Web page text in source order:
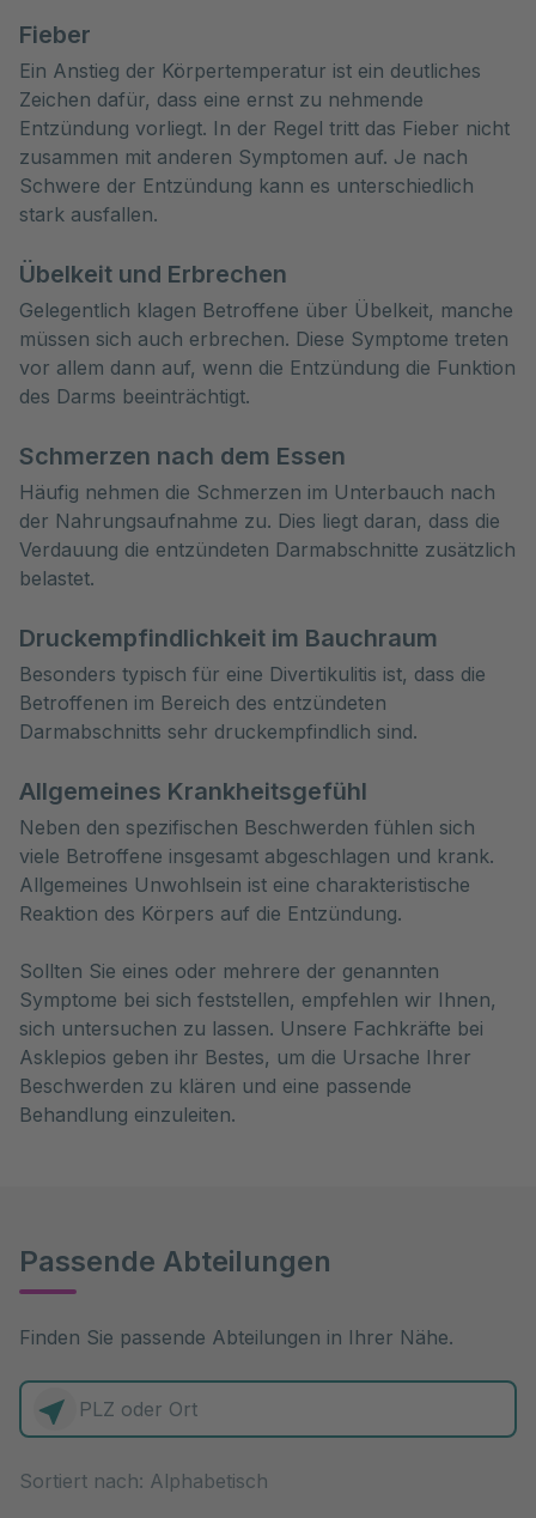
Fieber
Ein Anstieg der Körpertemperatur ist ein deutliches
Zeichen dafür, dass eine ernst zu nehmende
Entzündung vorliegt. In der Regel tritt das Fieber nicht
zusammen mit anderen Symptomen auf. Je nach
Schwere der Entzündung kann es unterschiedlich
stark ausfallen.
Übelkeit und Erbrechen
Gelegentlich klagen Betroffene über Übelkeit, manche
müssen sich auch erbrechen. Diese Symptome treten
vor allem dann auf, wenn die Entzündung die Funktion
des Darms beeinträchtigt.
Schmerzen nach dem Essen
Häufig nehmen die Schmerzen im Unterbauch nach
der Nahrungsaufnahme zu. Dies liegt daran, dass die
Verdauung die entzündeten Darmabschnitte zusätzlich
belastet.
Druckempfindlichkeit im Bauchraum
Besonders typisch für eine Divertikulitis ist, dass die
Betroffenen im Bereich des entzündeten
Darmabschnitts sehr druckempfindlich sind.
Allgemeines Krankheitsgefühl
Neben den spezifischen Beschwerden fühlen sich
viele Betroffene insgesamt abgeschlagen und krank.
Allgemeines Unwohlsein ist eine charakteristische
Reaktion des Körpers auf die Entzündung.
Sollten Sie eines oder mehrere der genannten
Symptome bei sich feststellen, empfehlen wir Ihnen,
sich untersuchen zu lassen. Unsere Fachkräfte bei
Asklepios geben ihr Bestes, um die Ursache Ihrer
Beschwerden zu klären und eine passende
Behandlung einzuleiten.
Passende Abteilungen
Finden Sie passende Abteilungen in Ihrer Nähe.